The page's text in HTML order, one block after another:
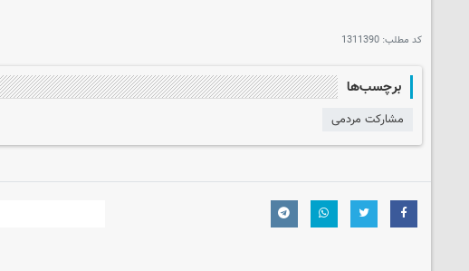
کد مطلب: 1311390
برچسب‌ها
مشارکت مردمی